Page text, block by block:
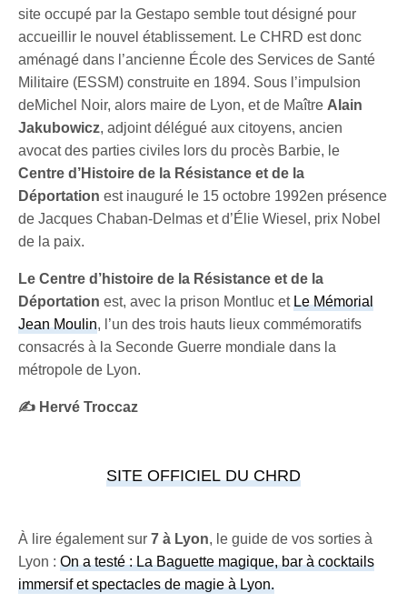
site occupé par la Gestapo semble tout désigné pour
accueillir le nouvel établissement. Le CHRD est donc
aménagé dans l’ancienne École des Services de Santé
Militaire (ESSM) construite en 1894. Sous l’impulsion
deMichel Noir, alors maire de Lyon, et de Maître Alain
Jakubowicz, adjoint délégué aux citoyens, ancien
avocat des parties civiles lors du procès Barbie, le
Centre d’Histoire de la Résistance et de la
Déportationest inauguré le 15 octobre 1992en présence
de Jacques Chaban-Delmas et d’Élie Wiesel, prix Nobel
de la paix.
Le Centre d’histoire de la Résistance et de la
Déportation est, avec la prison Montluc etLe Mémorial
Jean Moulin, l’un des trois hauts lieux commémoratifs
consacrés à la Seconde Guerre mondiale dans la
métropole de Lyon.
✍️ Hervé Troccaz
SITE OFFICIEL DU CHRD
À lire également sur7 à Lyon, le guide de vos sorties à
Lyon :On a testé : La Baguette magique, bar à cocktails
immersif et spectacles de magie à Lyon.